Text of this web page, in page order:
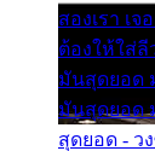
สองเรา เ
ต้องให้ใส่
มันสุดยอด
มันสุดยอด
สุดยอด - ว